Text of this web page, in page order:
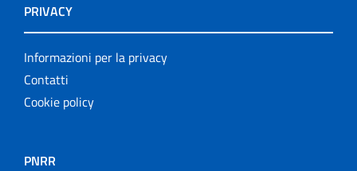
PRIVACY
Informazioni per la privacy
Contatti
Cookie policy
PNRR